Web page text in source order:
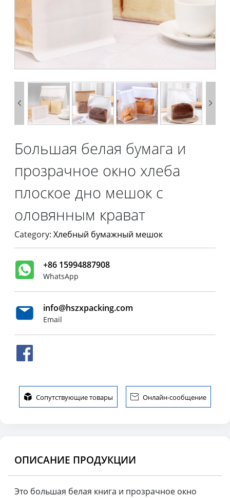
 
Большая белая бумага и
прозрачное окно хлеба
плоское дно мешок с
оловянным крават
Category: Хлебный бумажный мешок
+86 15994887908
WhatsApp
info@hszxpacking.com
Email
 Сопутствующие товары  Онлайн-сообщение
ОПИСАНИЕ ПРОДУКЦИИ
Это большая белая книга и прозрачное окно